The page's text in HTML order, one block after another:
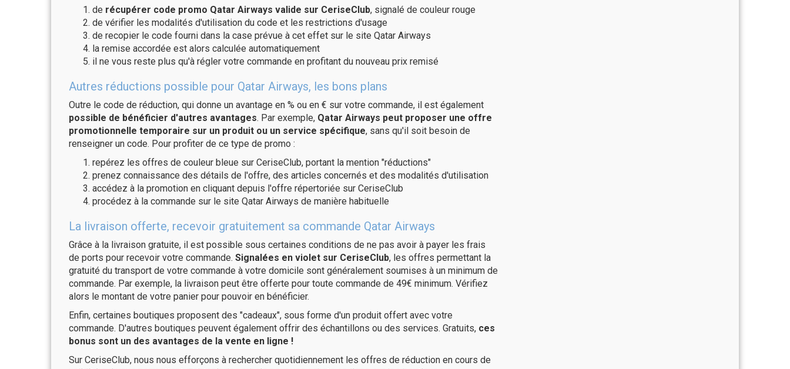
de récupérer code promo Qatar Airways valide sur CeriseClub, signalé de couleur rouge
de vérifier les modalités d'utilisation du code et les restrictions d'usage
de recopier le code fourni dans la case prévue à cet effet sur le site Qatar Airways
la remise accordée est alors calculée automatiquement
il ne vous reste plus qu'à régler votre commande en profitant du nouveau prix remisé
Autres réductions possible pour Qatar Airways, les bons plans
Outre le code de réduction, qui donne un avantage en % ou en € sur votre commande, il est également
possible de bénéficier d'autres avantages. Par exemple, Qatar Airways peut proposer une offre
promotionnelle temporaire sur un produit ou un service spécifique, sans qu'il soit besoin de
renseigner un code. Pour profiter de ce type de promo :
repérez les offres de couleur bleue sur CeriseClub, portant la mention "réductions"
prenez connaissance des détails de l'offre, des articles concernés et des modalités d'utilisation
accédez à la promotion en cliquant depuis l'offre répertoriée sur CeriseClub
procédez à la commande sur le site Qatar Airways de manière habituelle
La livraison offerte, recevoir gratuitement sa commande Qatar Airways
Grâce à la livraison gratuite, il est possible sous certaines conditions de ne pas avoir à payer les frais
de ports pour recevoir votre commande. Signalées en violet sur CeriseClub, les offres permettant la
gratuité du transport de votre commande à votre domicile sont généralement soumises à un minimum de
commande. Par exemple, la livraison peut être offerte pour toute commande de 49€ minimum. Vérifiez
alors le montant de votre panier pour pouvoir en bénéficier.
Enfin, certaines boutiques proposent des "cadeaux", sous forme d'un produit offert avec votre
commande. D'autres boutiques peuvent également offrir des échantillons ou des services. Gratuits, ces
bonus sont un des avantages de la vente en ligne !
Sur CeriseClub, nous nous efforçons à rechercher quotidiennement les offres de réduction en cours de